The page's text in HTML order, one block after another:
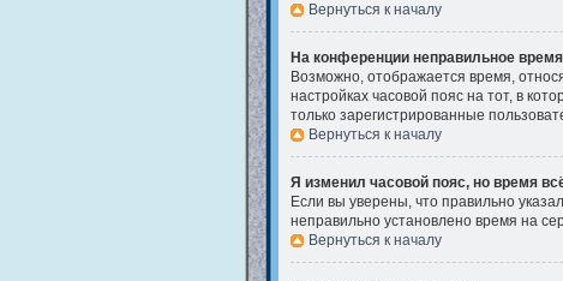
Вернуться к началу
На конференции неправильное
Возможно, отображается время,
настройках часовой пояс на тот, в
только зарегистрированные
Вернуться к началу
Я изменил часовой пояс, но время
Если вы уверены, что правильно
неправильно установлено время на
Вернуться к началу